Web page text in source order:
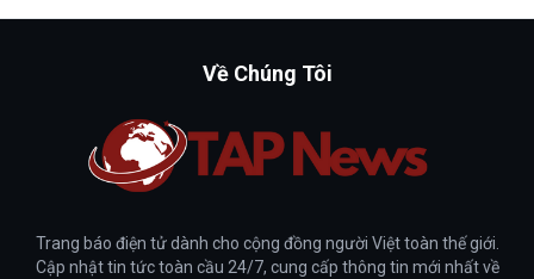
Về Chúng Tôi
Trang báo điện tử dành cho cộng đồng người Việt toàn thế giới.
Cập nhật tin tức toàn cầu 24/7, cung cấp thông tin mới nhất về